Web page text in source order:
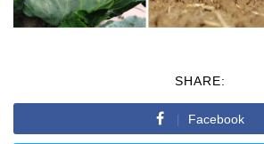
SHARE:
Facebook